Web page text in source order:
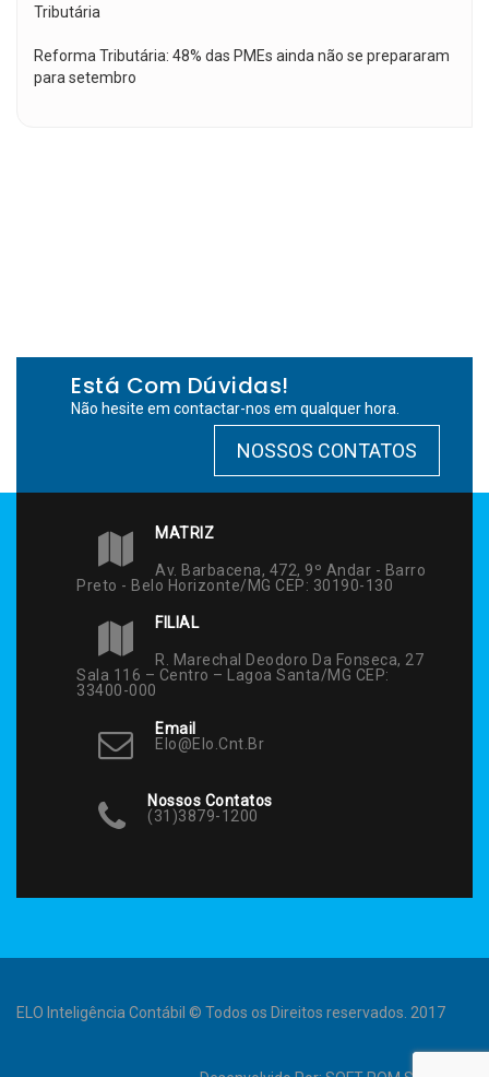
Tributária
Reforma Tributária: 48% das PMEs ainda não se prepararam
para setembro
Está Com Dúvidas!
Não hesite em contactar-nos em qualquer hora.
NOSSOS CONTATOS
MATRIZ
Av. Barbacena, 472, 9º Andar - Barro
Preto - Belo Horizonte/MG CEP: 30190-130
FILIAL
R. Marechal Deodoro Da Fonseca, 27
Sala 116 – Centro – Lagoa Santa/MG CEP:
33400-000
Email
Elo@elo.cnt.br
Nossos Contatos
(31)3879-1200
ELO Inteligência Contábil © Todos os Direitos reservados. 2017